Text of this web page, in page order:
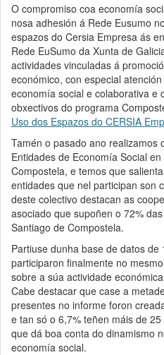
O compromiso coa economía
nosa adhesión á Rede Eusumo
espazos do Cersia Empresa ás
Rede EuSumo da Xunta de
actividades vinculadas á
económico, con especial
economía social e colaborativa e
obxectivos do programa
Uso dos Espazos do CERSIA
Tamén o pasado ano realizamos
Entidades de Economía Social
Compostela, e temos que
entidades que nel participan son
deste colectivo destacan as
asociado que supoñen o 72%
Santiago de Compostela.
Partiuse dunha base de datos
participaron finalmente no
sobre a súa actividade
Cabe destacar que case a
presentes no informe foron
e tan só o 6,7% teñen máis de
que dá boa conta do dinamismo
economía social.